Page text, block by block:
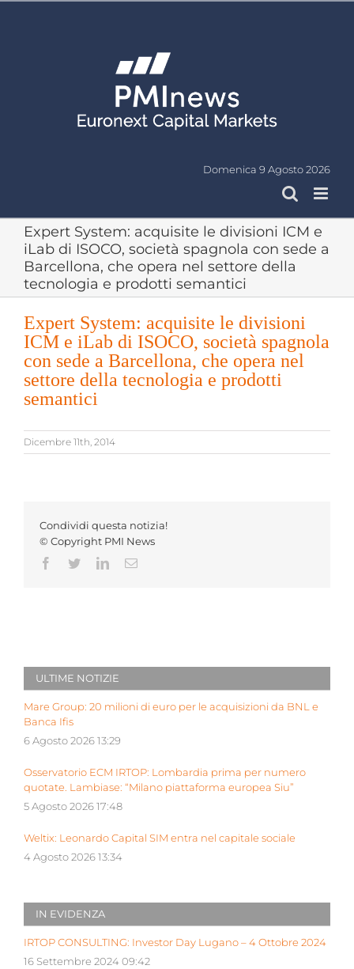
Domenica 9 Agosto 2026
Expert System: acquisite le divisioni ICM e
iLab di ISOCO, società spagnola con sede a
Barcellona, che opera nel settore della
tecnologia e prodotti semantici
Expert System: acquisite le divisioni
ICM e iLab di ISOCO, società spagnola
con sede a Barcellona, che opera nel
settore della tecnologia e prodotti
semantici
Dicembre 11th, 2014
Condividi questa notizia!
© Copyright PMI News
Facebook
TwitterLinkedInEmail
ULTIME NOTIZIE
Mare Group: 20 milioni di euro per le acquisizioni da BNL e
Banca Ifis
6 Agosto 2026 13:29
Osservatorio ECM IRTOP: Lombardia prima per numero
quotate. Lambiase: “Milano piattaforma europea Siu”
5 Agosto 2026 17:48
Weltix: Leonardo Capital SIM entra nel capitale sociale
4 Agosto 2026 13:34
IN EVIDENZA
IRTOP CONSULTING: Investor Day Lugano – 4 Ottobre 2024
16 Settembre 2024 09:42